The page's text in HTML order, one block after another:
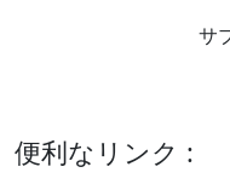
サ
便利なリンク :